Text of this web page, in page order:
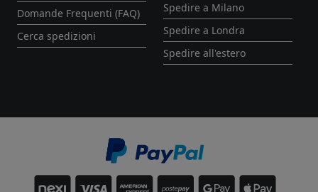
Domande Frequenti (FAQ)
Cerca spedizioni
Spedire a Milano
Spedire a Londra
Spedire all'estero